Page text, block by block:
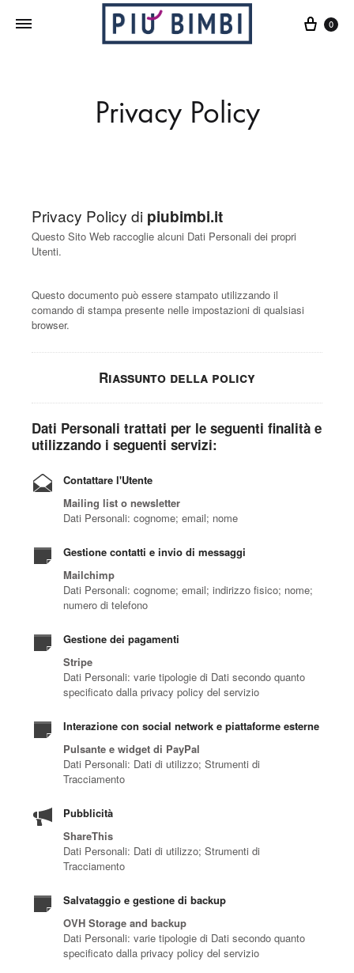
Cart
0
Privacy Policy
Privacy Policy di piubimbi.it
Questo Sito Web raccoglie alcuni Dati Personali dei propri
Utenti.
Questo documento può essere stampato utilizzando il
comando di stampa presente nelle impostazioni di qualsiasi
browser.
Riassunto della policy
Dati Personali trattati per le seguenti finalità e
utilizzando i seguenti servizi:
Contattare l'Utente
Mailing list o newsletter
Dati Personali: cognome; email; nome
Gestione contatti e invio di messaggi
Mailchimp
Dati Personali: cognome; email; indirizzo fisico; nome;
numero di telefono
Gestione dei pagamenti
Stripe
Dati Personali: varie tipologie di Dati secondo quanto
specificato dalla privacy policy del servizio
Interazione con social network e piattaforme esterne
Pulsante e widget di PayPal
Dati Personali: Dati di utilizzo; Strumenti di
Tracciamento
Pubblicità
ShareThis
Dati Personali: Dati di utilizzo; Strumenti di
Tracciamento
Salvataggio e gestione di backup
OVH Storage and backup
Dati Personali: varie tipologie di Dati secondo quanto
specificato dalla privacy policy del servizio